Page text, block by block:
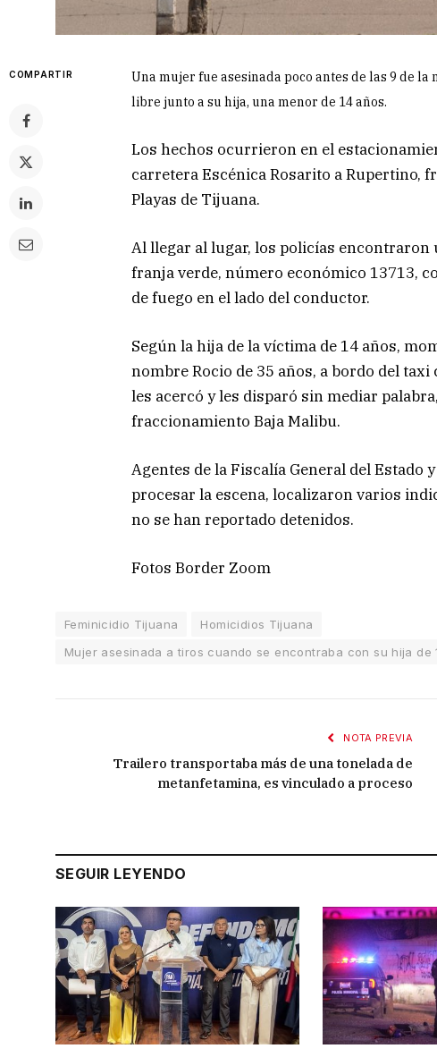
COMPARTIR
Una mujer fue asesinada poco antes de las 9 de
libre junto a su hija, una menor de 14 años.
Los hechos ocurrieron en el
carretera Escénica Rosarito a Rupertino,
Playas de Tijuana.
Al llegar al lugar, los policías
franja verde, número económico 13713,
de fuego en el lado del conductor.
Según la hija de la víctima de 14 años,
nombre Rocio de 35 años, a bordo del
les acercó y les disparó sin mediar
fraccionamiento Baja Malibu.
Agentes de la Fiscalía General del
procesar la escena, localizaron varios
no se han reportado detenidos.
Fotos Border Zoom
Feminicidio Tijuana
Homicidios Tijuana
Mujer asesinada a tiros cuando se encontraba con su hija
NOTA PREVIA
Trailero transportaba más de una tonelada de
metanfetamina, es vinculado a proceso
SEGUIR LEYENDO